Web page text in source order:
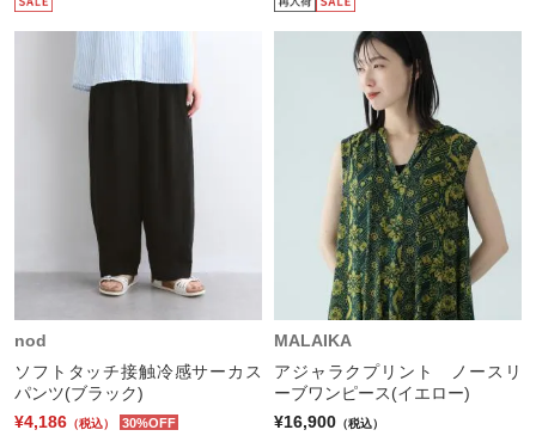
nod
ソフトタッチ接触冷感サーカス
パンツ(ブラック)
¥4,186 （税込） 30%OFF
MALAIKA
アジャラクプリント ノースリ
ーブワンピース(イエロー)
¥16,900 （税込）